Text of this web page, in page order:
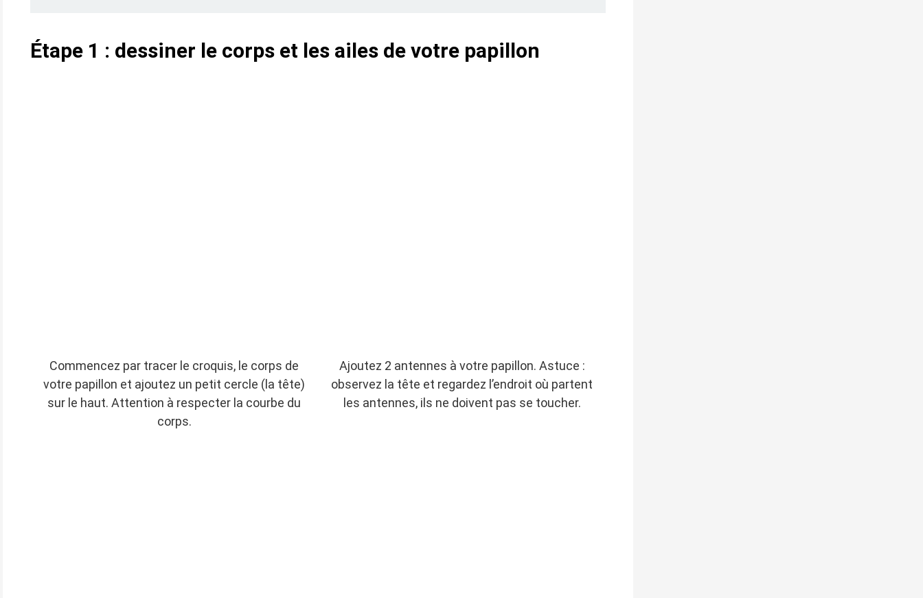
Étape 1 : dessiner le corps et les ailes de votre papillon
Commencez par tracer le croquis, le corps de
votre papillon et ajoutez un petit cercle (la tête)
sur le haut. Attention à respecter la courbe du
corps.
Ajoutez 2 antennes à votre papillon. Astuce :
observez la tête et regardez l’endroit où partent
les antennes, ils ne doivent pas se toucher.